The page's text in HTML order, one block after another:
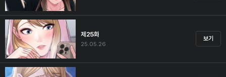
제25화
25.05.26
보기